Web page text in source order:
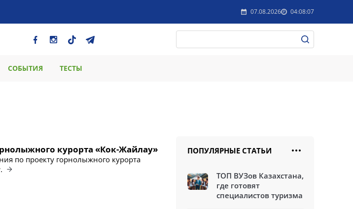
07.08.2026 04:08:07
СОБЫТИЯ ТЕСТЫ
курорта «Кок-Жайлау»
по проекту горнолыжного курорта
ПОПУЛЯРНЫЕ СТАТЬИ
ТОП ВУЗов Казахстана,
где готовят
специалистов туризма